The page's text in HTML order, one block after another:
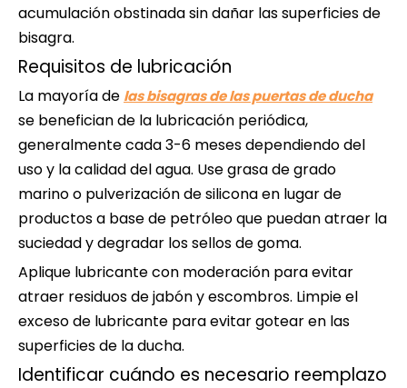
acumulación obstinada sin dañar las superficies de
bisagra.
Requisitos de lubricación
La mayoría de las bisagras de las puertas de ducha
se benefician de la lubricación periódica,
generalmente cada 3-6 meses dependiendo del
uso y la calidad del agua. Use grasa de grado
marino o pulverización de silicona en lugar de
productos a base de petróleo que puedan atraer la
suciedad y degradar los sellos de goma.
Aplique lubricante con moderación para evitar
atraer residuos de jabón y escombros. Limpie el
exceso de lubricante para evitar gotear en las
superficies de la ducha.
Identificar cuándo es necesario reemplazo